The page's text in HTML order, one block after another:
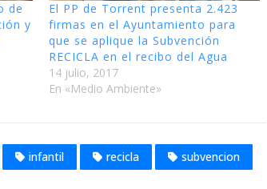
de
y
El PP de Torrent presenta 2.423
firmas en el Ayuntamiento para
que se aplique la Subvención
RECICLA en el recibo del Agua
14 julio, 2017
En «Medio Ambiente»
infantil recicla
subvencion